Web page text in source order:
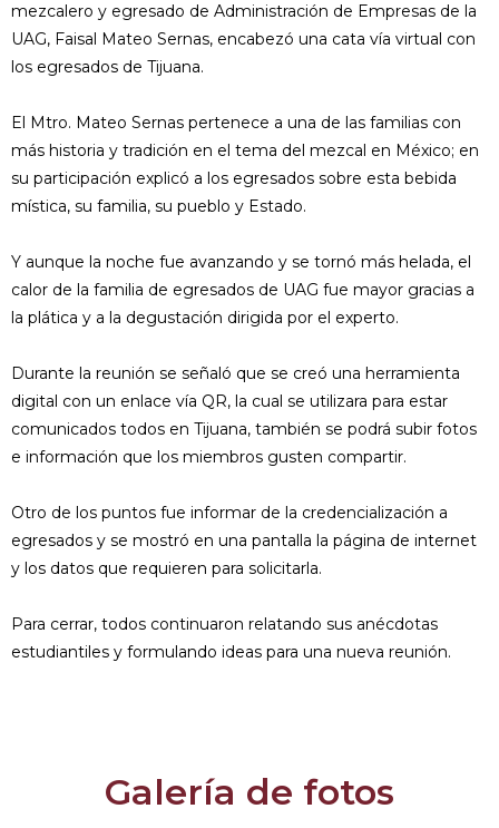
mezcalero y egresado de Administración de Empresas de la
UAG, Faisal Mateo Sernas, encabezó una cata vía virtual con
los egresados de Tijuana.
El Mtro. Mateo Sernas pertenece a una de las familias con
más historia y tradición en el tema del mezcal en México; en
su participación explicó a los egresados sobre esta bebida
mística, su familia, su pueblo y Estado.
Y aunque la noche fue avanzando y se tornó más helada, el
calor de la familia de egresados de UAG fue mayor gracias a
la plática y a la degustación dirigida por el experto.
Durante la reunión se señaló que se creó una herramienta
digital con un enlace vía QR, la cual se utilizara para estar
comunicados todos en Tijuana, también se podrá subir fotos
e información que los miembros gusten compartir.
Otro de los puntos fue informar de la credencialización a
egresados y se mostró en una pantalla la página de internet
y los datos que requieren para solicitarla.
Para cerrar, todos continuaron relatando sus anécdotas
estudiantiles y formulando ideas para una nueva reunión.
Galería de fotos